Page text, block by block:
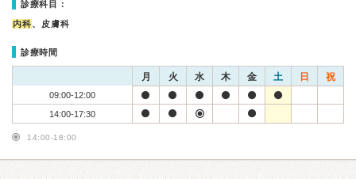
診療科目：
内科、皮膚科
診療時間
月 火 水 木 金 土 日 祝
09:00-12:00
14:00-17:30
14:00-18:00